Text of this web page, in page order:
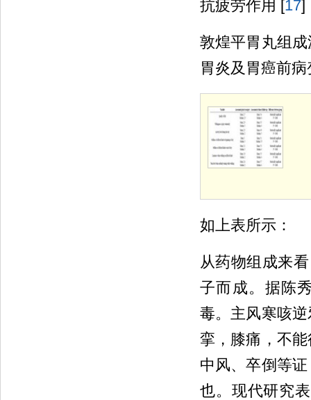
抗疲劳作用 [17]
敦煌平胃丸组
胃炎及胃癌前病
如上表所示：
从药物组成来
子而成。据陈
毒。主风寒咳
挛，膝痛，不
中风、卒倒等
也。现代研究